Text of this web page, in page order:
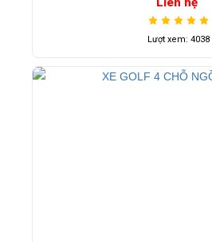
Lượt xem: 4038